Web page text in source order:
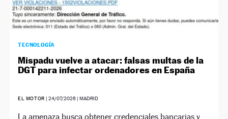
TECNOLOGÍA
Mispadu vuelve a atacar: falsas multas de la
DGT para infectar ordenadores en España
EL MOTOR |24/07/2026 | MADRID
La amenaza busca obtener credenciales bancarias y